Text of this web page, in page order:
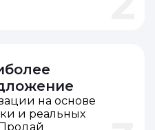
на основе
и реальных